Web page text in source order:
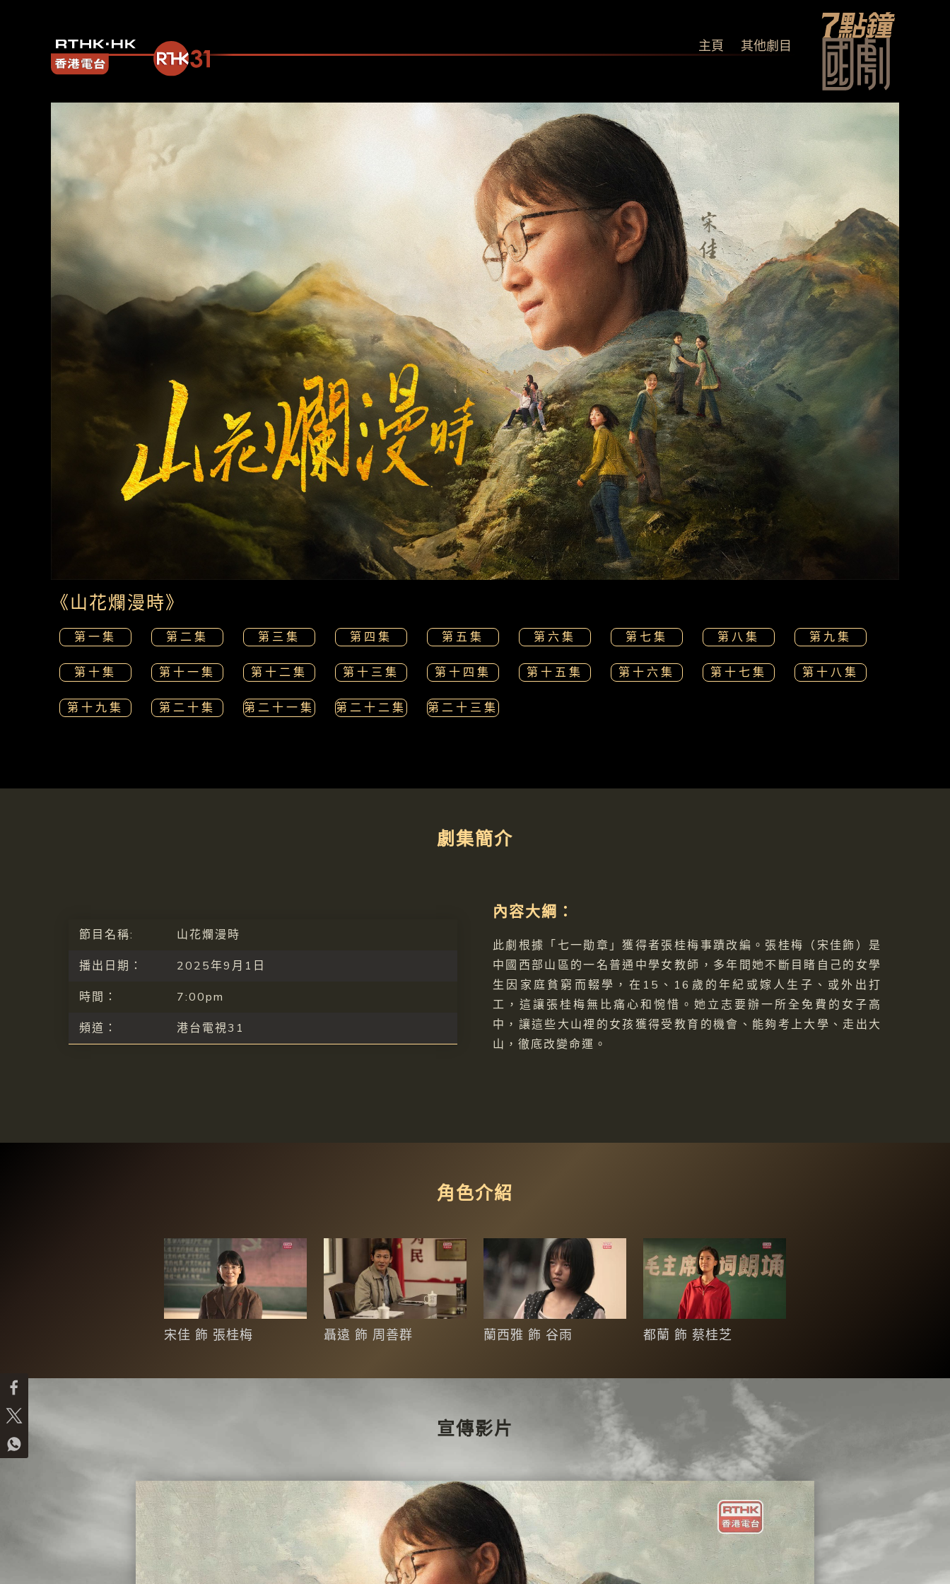
主頁 其他劇目
《山花爛漫時》
第一集 第二集 第三集 第四集 第五集 第六集 第七集 第八集 第九集
第十集 第十一集 第十二集 第十三集 第十四集 第十五集 第十六集 第十七集 第十八集
第十九集 第二十集 第二十一集 第二十二集 第二十三集
劇集簡介
節目名稱:
山花爛漫時
播出日期：
2025年9月1日
時間：
7:00pm
頻道：
港台電視31
內容大綱：
此劇根據「七一勛章」獲得者張桂梅事蹟改編。張桂梅（宋佳飾）是
中國西部山區的一名普通中學女教師，多年間她不斷目睹自己的女學
生因家庭貧窮而輟學，在15、16歲的年紀或嫁人生子、或外出打
工，這讓張桂梅無比痛心和惋惜。她立志要辦一所全免費的女子高
中，讓這些大山裡的女孩獲得受教育的機會、能夠考上大學、走出大
山，徹底改變命運。
角色介紹
宋佳 飾 張桂梅 聶遠 飾 周善群 蘭西雅 飾 谷雨 都蘭 飾 蔡桂芝
宣傳影片